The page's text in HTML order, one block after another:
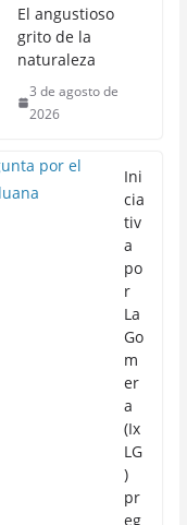
El angustioso
grito de la
naturaleza
3 de agosto de
2026
Ini
cia
tiv
a
po
r
La
Go
m
er
a
(Ix
LG
)
pr
eg